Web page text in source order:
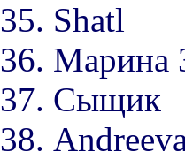
35. Shatl
36. Марина
37. Сыщик
38.